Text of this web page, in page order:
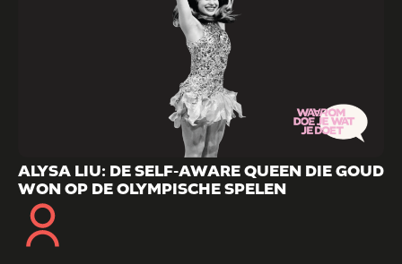
ALYSA LIU: DE SELF-AWARE QUEEN DIE GOUD
WON OP DE OLYMPISCHE SPELEN